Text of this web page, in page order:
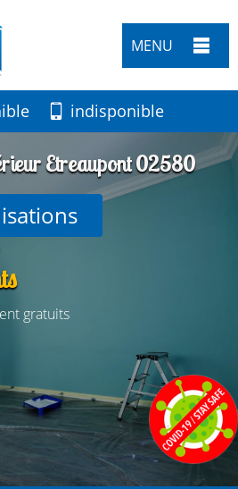
MENU
indisponible
Etreaupont 02580
gratuits